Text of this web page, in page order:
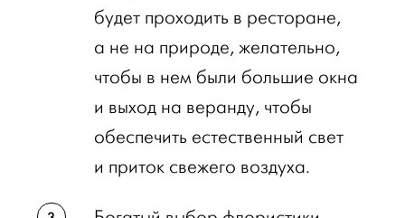
будет проходить в ресторане,
а не на природе, желательно,
чтобы в нем были большие окна
и выход на веранду, чтобы
обеспечить естественный свет
и приток свежего воздуха.